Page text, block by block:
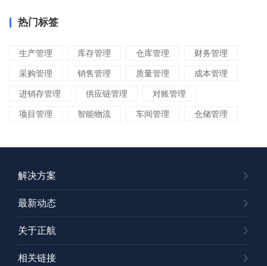
热门标签
生产管理 库存管理 仓库管理 财务管理
采购管理 销售管理 质量管理 成本管理
进销存管理 供应链管理 对账管理
项目管理 智能物流 车间管理 仓储管理
解决方案
最新动态
关于正航
相关链接